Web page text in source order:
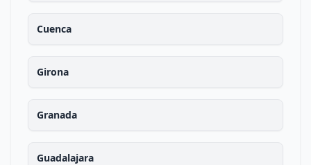
Cuenca
Girona
Granada
Guadalajara